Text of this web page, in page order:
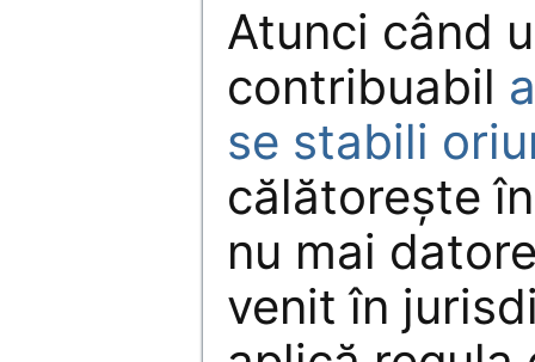
Atunci când
contribuabil
se stabili
călătorește
nu mai
venit în